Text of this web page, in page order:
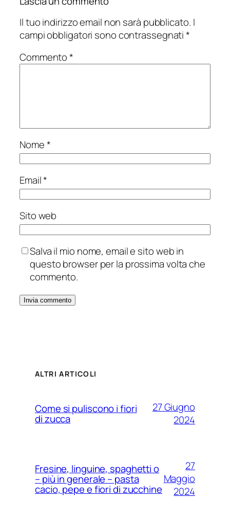
Il tuo indirizzo email non sarà pubblicato. I
campi obbligatori sono contrassegnati*
Commento*
Nome*
Email*
Sito web
Salva il mio nome, email e sito web in
questo browser per la prossima volta che
commento.
ALTRI ARTICOLI
Come si puliscono i fiori
di zucca
27 Giugno
2024
Fresine, linguine, spaghetti o
– più in generale – pasta
cacio, pepe e fiori di zucchine
27
Maggio
2024